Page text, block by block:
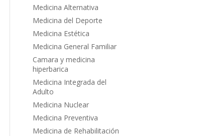
Medicina Alternativa
Medicina del Deporte
Medicina Estética
Medicina General Familiar
Camara y medicina
hiperbarica
Medicina Integrada del
Adulto
Medicina Nuclear
Medicina Preventiva
Medicina de Rehabilitación